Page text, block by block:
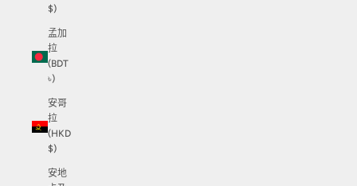
$)
孟加
拉
(BDT
৳)
安哥
拉
(HKD
$)
安地